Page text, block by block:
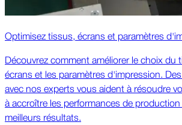
Optimisez tissus, écrans et paramètres
Découvrez comment améliorer le choix du
écrans et les paramètres d'impression.
avec nos experts vous aident à résoudre
à accroître les performances de
meilleurs résultats.